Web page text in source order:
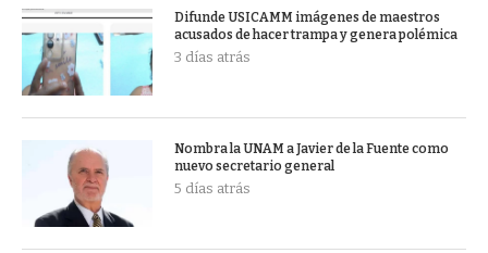
Difunde USICAMM imágenes de maestros
acusados de hacer trampa y genera polémica
3 días atrás
Nombra la UNAM a Javier de la Fuente como
nuevo secretario general
5 días atrás